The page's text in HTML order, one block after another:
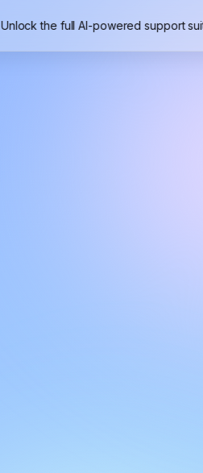
Unlock the full AI-powered support